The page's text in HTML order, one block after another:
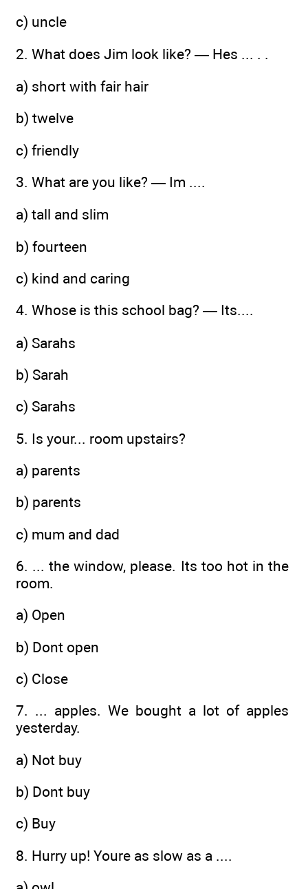
c) uncle
2. What does Jim look like? — Hes ... . .
a) short with fair hair
b) twelve
c) friendly
3. What are you like? — Im ....
a) tall and slim
b) fourteen
c) kind and caring
4. Whose is this school bag? — Its....
a) Sarahs
b) Sarah
c) Sarahs
5. Is your... room upstairs?
a) parents
b) parents
c) mum and dad
6. ... the window, please. Its too hot in the
room.
a) Open
b) Dont open
c) Close
7. ... apples. We bought a lot of apples
yesterday.
a) Not buy
b) Dont buy
c) Buy
8. Hurry up! Youre as slow as a ....